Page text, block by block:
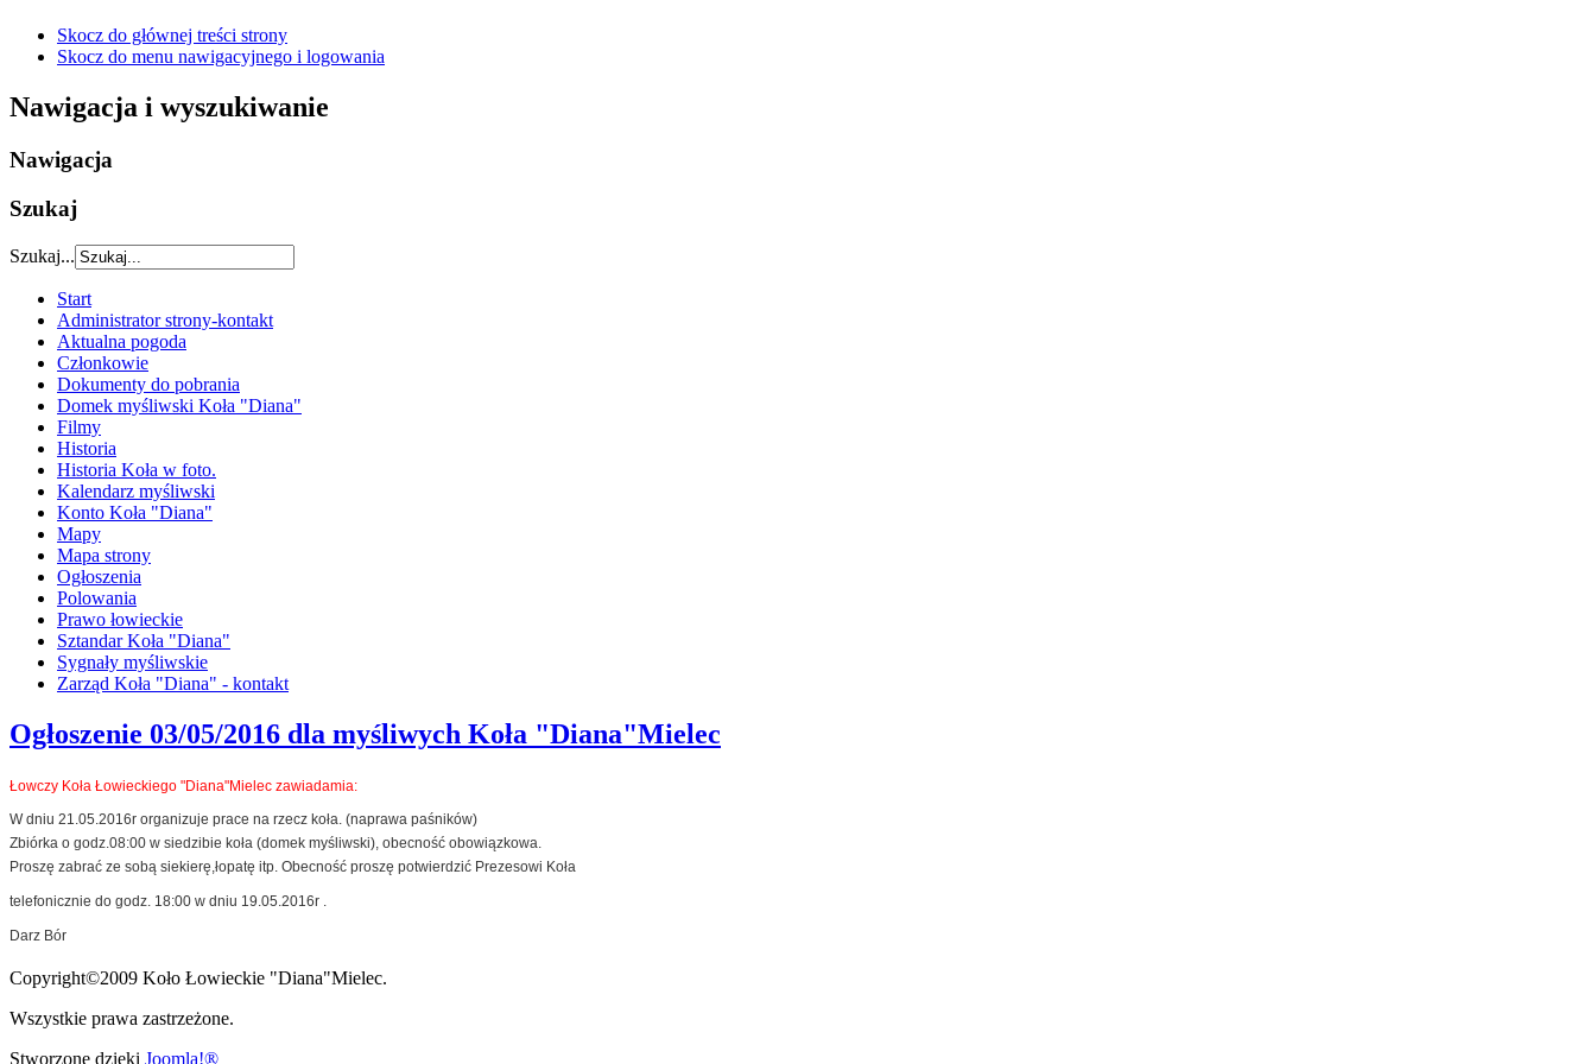
Skocz do głównej treści strony
Skocz do menu nawigacyjnego i logowania
Nawigacja i wyszukiwanie
Nawigacja
Szukaj
Szukaj...
Start
Administrator strony-kontakt
Aktualna pogoda
Członkowie
Dokumenty do pobrania
Domek myśliwski Koła "Diana"
Filmy
Historia
Historia Koła w foto.
Kalendarz myśliwski
Konto Koła "Diana"
Mapy
Mapa strony
Ogłoszenia
Polowania
Prawo łowieckie
Sztandar Koła "Diana"
Sygnały myśliwskie
Zarząd Koła "Diana" - kontakt
Ogłoszenie 03/05/2016 dla myśliwych Koła "Diana"Mielec
Łowczy Koła Łowieckiego "Diana"Mielec zawiadamia:
W dniu 21.05.2016r organizuje prace na rzecz koła. (naprawa paśników)
Zbiórka o godz.08:00 w siedzibie koła (domek myśliwski), obecność obowiązkowa.
Proszę zabrać ze sobą siekierę,łopatę itp. Obecność proszę potwierdzić Prezesowi Koła
telefonicznie do godz. 18:00 w dniu 19.05.2016r .
Darz Bór
Copyright©2009 Koło Łowieckie "Diana"Mielec.
Wszystkie prawa zastrzeżone.
Stworzone dzięki Joomla!®